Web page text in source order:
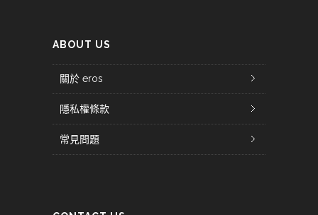
ABOUT US
關於 eros
隱私權條款
常見問題